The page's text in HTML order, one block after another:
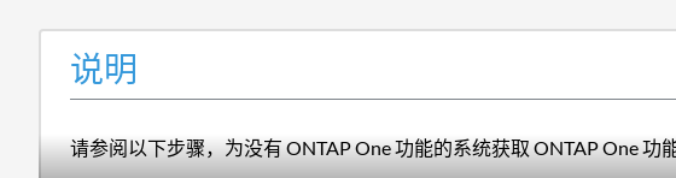
说明
请参阅以下步骤，为没有 ONTAP One 功能的系统获取 ONTAP One 功能